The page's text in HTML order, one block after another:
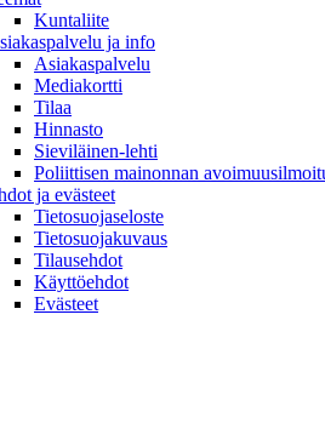
Kuntaliite
ja info
Asiakaspalvelu
Mediakortti
Tilaa
Hinnasto
Sieviläinen-lehti
Poliittisen mainonnan
ja evästeet
Tietosuojaseloste
Tietosuojakuvaus
Tilausehdot
Käyttöehdot
Evästeet